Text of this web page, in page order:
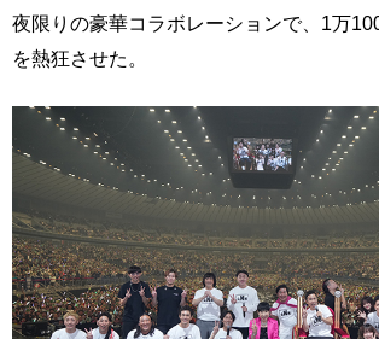
夜限りの豪華コラボレーションで、1万
を熱狂させた。